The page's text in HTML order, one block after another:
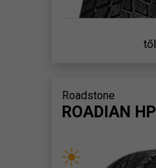
től
Roadstone
ROADIAN HP